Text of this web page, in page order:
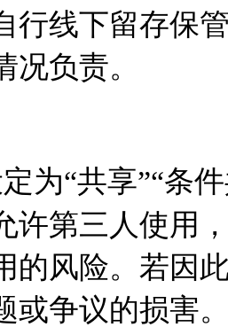
行线下留存保
况负责。
为“共享”“条
许第三人使用
的风险。若因
或争议的损害